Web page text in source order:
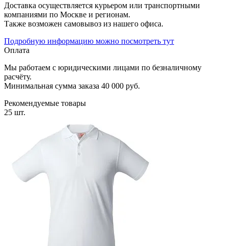
Доставка осуществляется курьером или транспортными
компаниями по Москве и регионам.
Также возможен самовывоз из нашего офиса.
Подробную информацию можно посмотреть тут
Оплата
Мы работаем с юридическими лицами по безналичному
расчёту.
Минимальная сумма заказа 40 000 руб.
Рекомендуемые товары
25 шт.